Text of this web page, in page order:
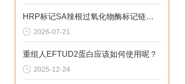
HRP标记SA辣根过氧化物酶标记链霉亲和素应该如何保存呢？
2026-07-21
重组人EFTUD2蛋白应该如何使用呢？
2025-12-24